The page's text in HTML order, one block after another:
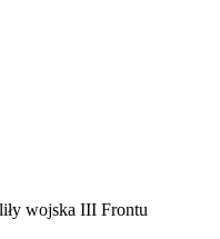
wojska III Frontu